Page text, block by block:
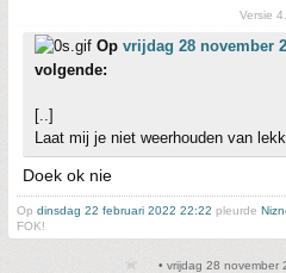
Versie
Op vrijdag 28 november
volgende:
[..]
Laat mij je niet weerhouden van
Doek ok nie
Op dinsdag 22 februari 2022 22:22 pleurde
FOK!
• vrijdag 28 november